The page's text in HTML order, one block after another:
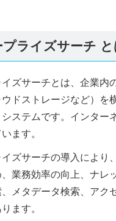
ライズサーチ と
ズサーチとは、企業内
ドストレージなど）を
ステムです。インター
ます。
ズサーチの導入により
業務効率の向上、ナレ
メタデータ検索、アク
ます。